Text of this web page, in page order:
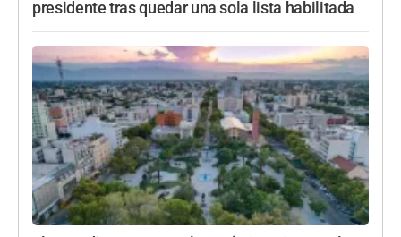
presidente tras quedar una sola lista habilitada